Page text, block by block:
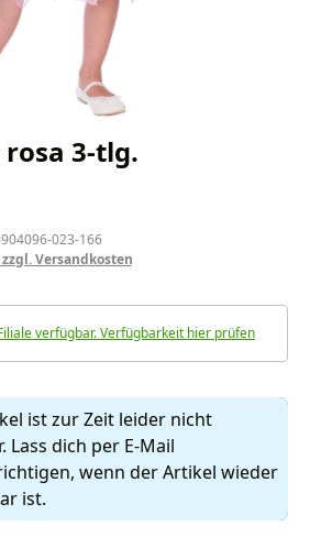
rosa 3-tlg.
023-166
Versandkosten
verfügbar. Verfügbarkeit hier prüfen
ist zur Zeit leider nicht
Lass dich per E-Mail
wenn der Artikel wieder
ist.